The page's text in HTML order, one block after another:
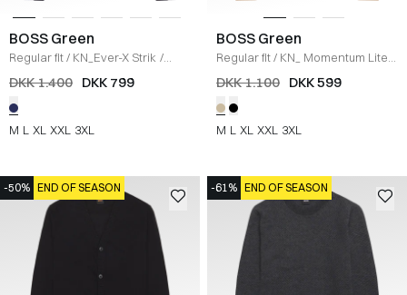
BOSS Green
Regular fit/ KN_Ever-X Strik /
NAVY
DKK 1.400 DKK 799
M L XL XXL 3XL
BOSS Green
Regular fit/ KN_ Momentum Lite
Strik
SAND
DKK 1.100 DKK 599
M L XL XXL 3XL
-50% END OF SEASON -61% END OF SEASON